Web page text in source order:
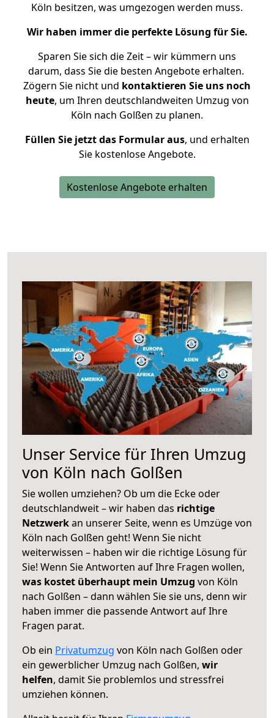
Köln besitzen, was umgezogen werden muss.
Wir haben immer die perfekte Lösung für Sie.
Sparen Sie sich die Zeit – wir kümmern uns
darum, dass Sie die besten Angebote erhalten.
Zögern Sie nicht und kontaktieren Sie uns noch
heute, um Ihren deutschlandweiten Umzug von
Köln nach Golßen zu planen.
Füllen Sie jetzt das Formular aus, und erhalten
Sie kostenlose Angebote.
Kostenlose Angebote erhalten
Unser Service für Ihren Umzug
von Köln nach Golßen
Sie wollen umziehen? Ob um die Ecke oder
deutschlandweit – wir haben das richtige
Netzwerkan unserer Seite, wenn es Umzüge von
Köln nach Golßen geht! Wenn Sie nicht
weiterwissen – haben wir die richtige Lösung für
Sie! Wenn Sie Antworten auf Ihre Fragen wollen,
was kostet überhaupt mein Umzug von Köln
nach Golßen – dann wählen Sie sie uns, denn wir
haben immer die passende Antwort auf Ihre
Fragen parat.
Ob ein Privatumzug von Köln nach Golßen oder
ein gewerblicher Umzug nach Golßen, wir
helfen, damit Sie problemlos und stressfrei
umziehen können.